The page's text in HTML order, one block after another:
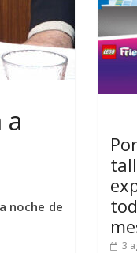
noche de
3